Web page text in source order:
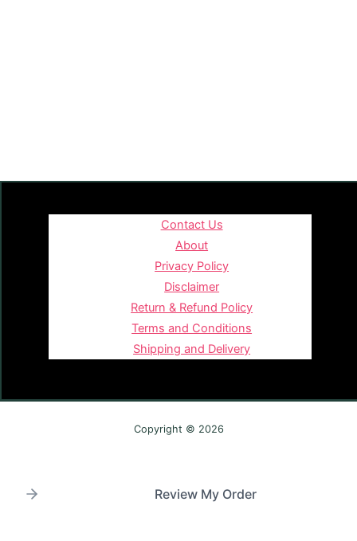
Contact Us
About
Privacy Policy
Disclaimer
Return & Refund Policy
Terms and Conditions
Shipping and Delivery
Copyright © 2026
Review My Order